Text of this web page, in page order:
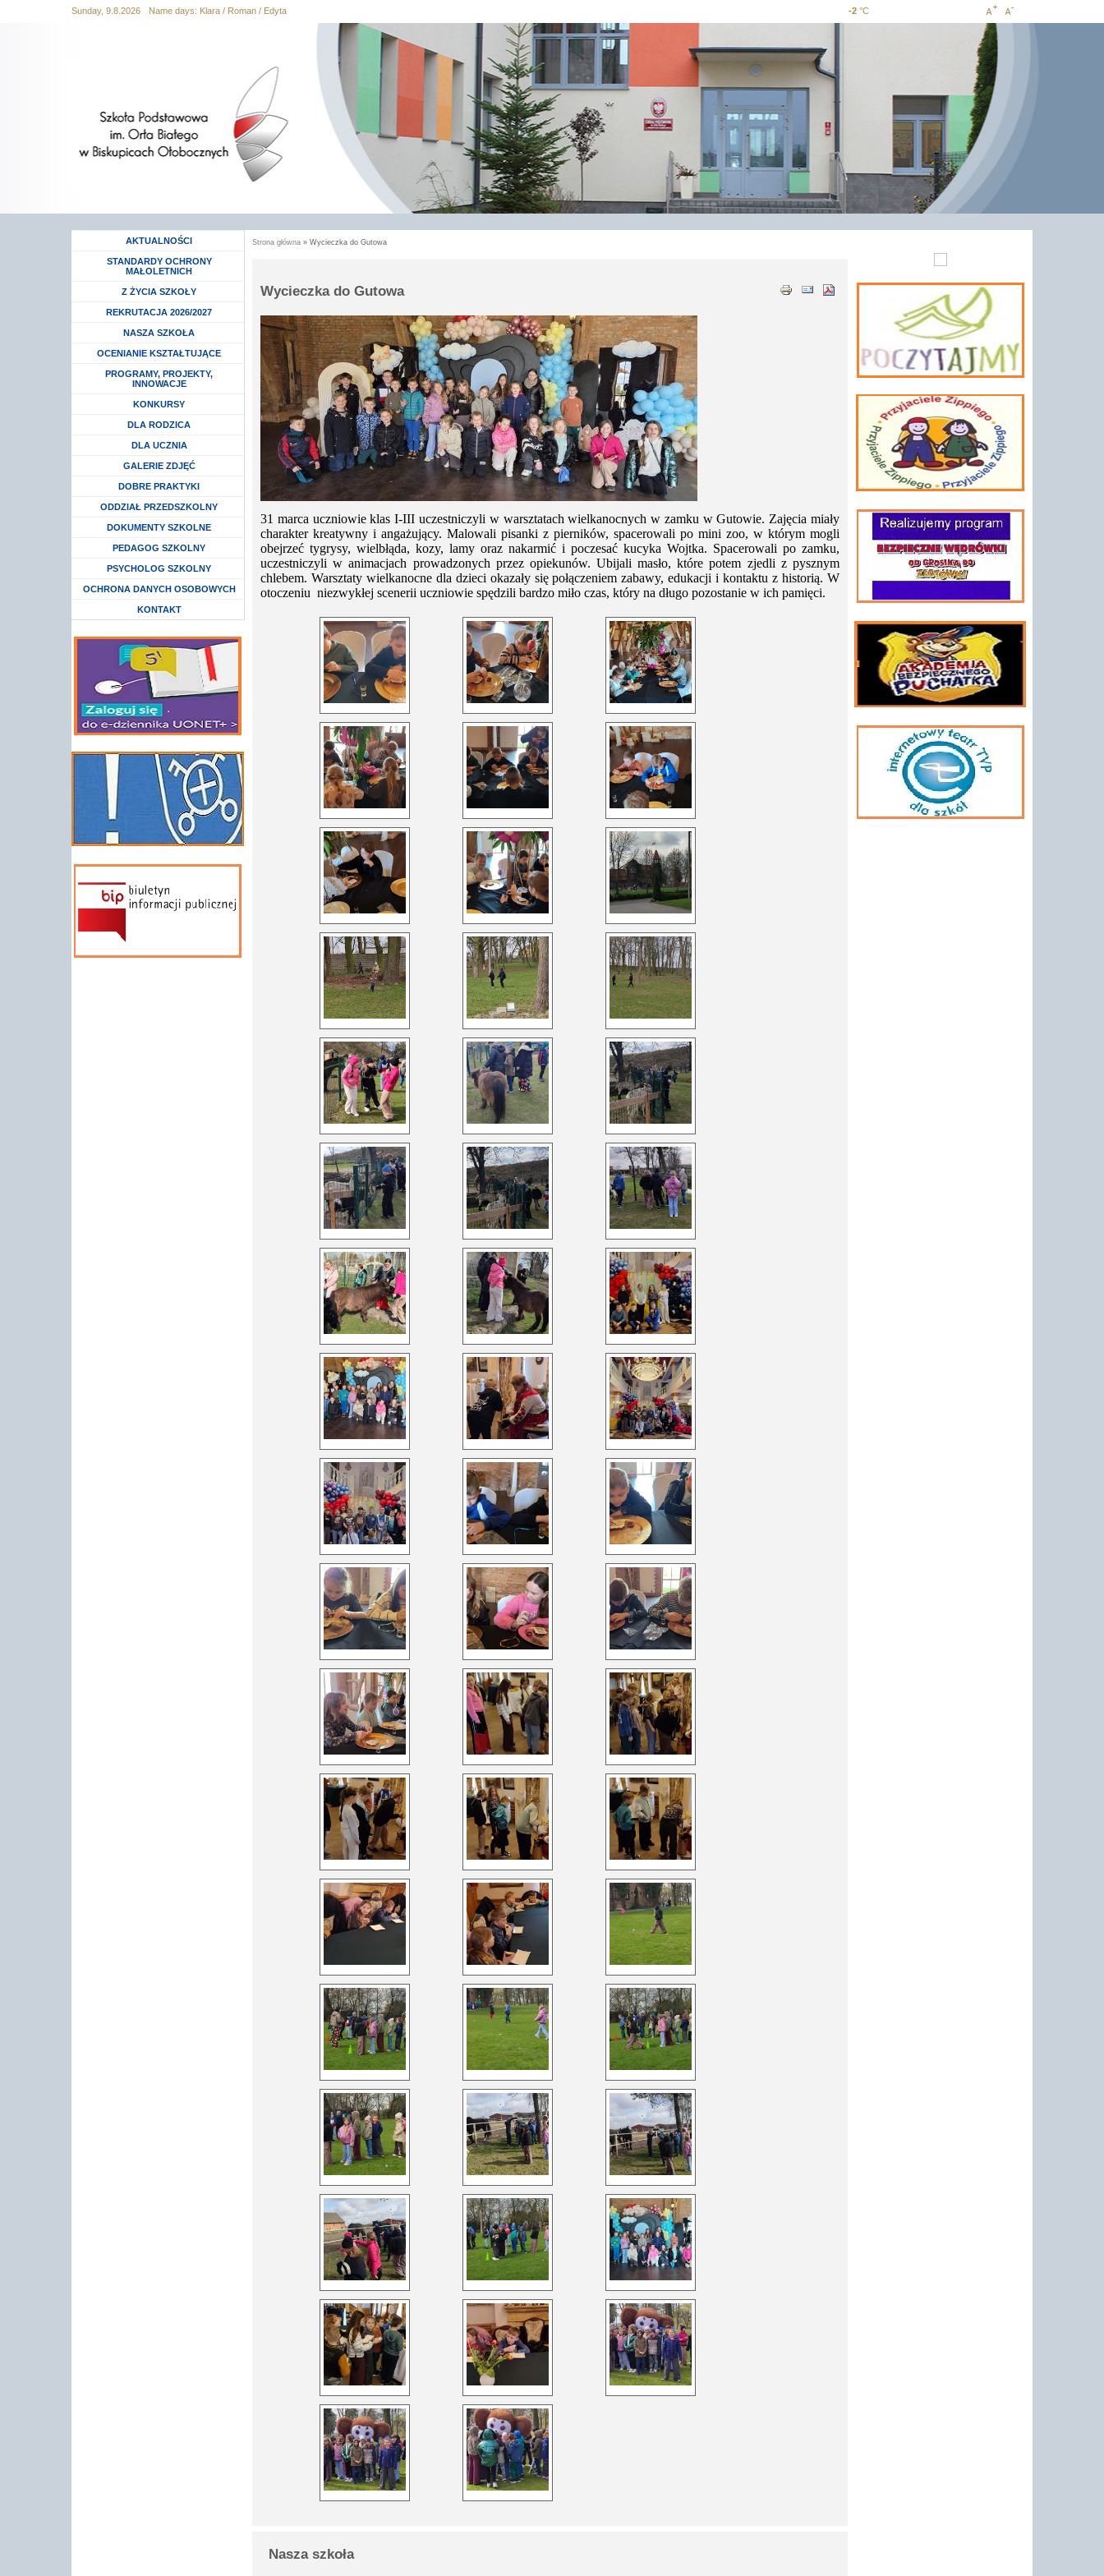
Sunday, 9.8.2026 Name days: Klara / Roman / Edyta -2 °C Increase
font size
Decrease
AKTUALNOŚCI
STANDARDY OCHRONY
MAŁOLETNICH
Rozwiń menu
Z ŻYCIA SZKOŁY
Rozwiń menu
REKRUTACJA 2026/2027
Rozwiń menu
NASZA SZKOŁA
Rozwiń menu
OCENIANIE KSZTAŁTUJĄCE
Rozwiń menu
PROGRAMY, PROJEKTY,
INNOWACJE
Rozwiń menu
KONKURSY
Rozwiń menu
DLA RODZICA
Rozwiń menu
DLA UCZNIA
GALERIE ZDJĘĆ
DOBRE PRAKTYKI
Rozwiń menu
ODDZIAŁ PRZEDSZKOLNY
DOKUMENTY SZKOLNE
Rozwiń menu
PEDAGOG SZKOLNY
Rozwiń menu
PSYCHOLOG SZKOLNY
Rozwiń menu
OCHRONA DANYCH OSOBOWYCH
KONTAKT
Strona główna » Wycieczka do Gutowa
Wycieczka do Gutowa
31 marca uczniowie klas I-III uczestniczyli w warsztatach wielkanocnych w zamku w Gutowie. Zajęcia miały
charakter kreatywny i angażujący. Malowali pisanki z pierników, spacerowali po mini zoo, w którym mogli
obejrzeć tygrysy, wielbłąda, kozy, lamy oraz nakarmić i poczesać kucyka Wojtka. Spacerowali po zamku,
uczestniczyli w animacjach prowadzonych przez opiekunów. Ubijali masło, które potem zjedli z pysznym
chlebem. Warsztaty wielkanocne dla dzieci okazały się połączeniem zabawy, edukacji i kontaktu z historią. W
otoczeniu niezwykłej scenerii uczniowie spędzili bardzo miło czas, który na długo pozostanie w ich pamięci.
Nasza szkoła